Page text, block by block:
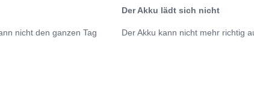
nicht den ganzen Tag
Der Akku lädt sich nicht
Der Akku kann nicht mehr richtig